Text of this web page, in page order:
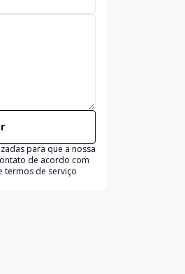
para que a nossa
de acordo com
termos de serviço